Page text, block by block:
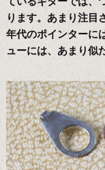
ります。あまり注目
年代のポインターに
ューには、あまり似